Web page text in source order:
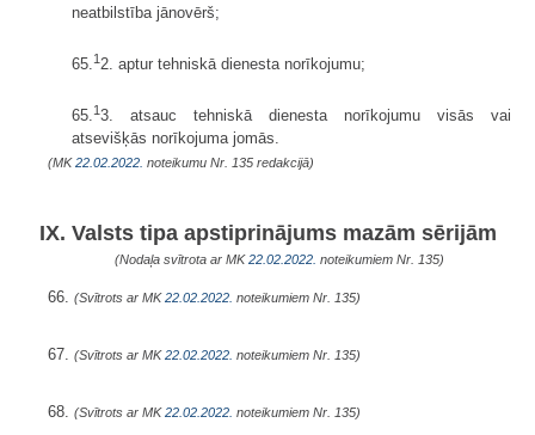
neatbilstība jānovērš;
65.12. aptur tehniskā dienesta norīkojumu;
65.13. atsauc tehniskā dienesta norīkojumu visās vai
atsevišķās norīkojuma jomās.
(MK22.02.2022. noteikumu Nr. 135 redakcijā)
IX. Valsts tipa apstiprinājums mazām sērijām
(Nodaļa svītrota ar MK22.02.2022. noteikumiem Nr. 135)
66. (Svītrots ar MK22.02.2022. noteikumiem Nr. 135)
67. (Svītrots ar MK22.02.2022. noteikumiem Nr. 135)
68. (Svītrots ar MK22.02.2022. noteikumiem Nr. 135)